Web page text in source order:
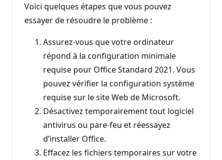
Voici quelques étapes que vous pouvez
essayer de résoudre le problème :
Assurez-vous que votre ordinateur
répond à la configuration minimale
requise pour Office Standard 2021. Vous
pouvez vérifier la configuration système
requise sur le site Web de Microsoft.
Désactivez temporairement tout logiciel
antivirus ou pare-feu et réessayez
d’installer Office.
Effacez les fichiers temporaires sur votre